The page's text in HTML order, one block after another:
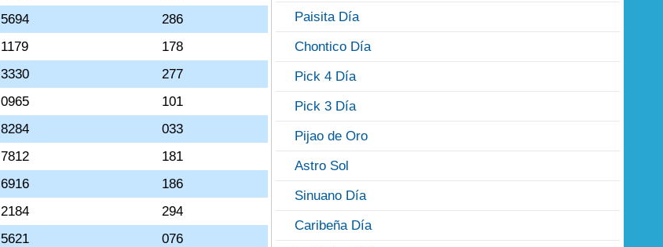
5694
286
1179
178
3330
277
0965
101
8284
033
7812
181
6916
186
2184
294
5621
076
Paisita Día
Chontico Día
Pick 4 Día
Pick 3 Día
Pijao de Oro
Astro Sol
Sinuano Día
Caribeña Día